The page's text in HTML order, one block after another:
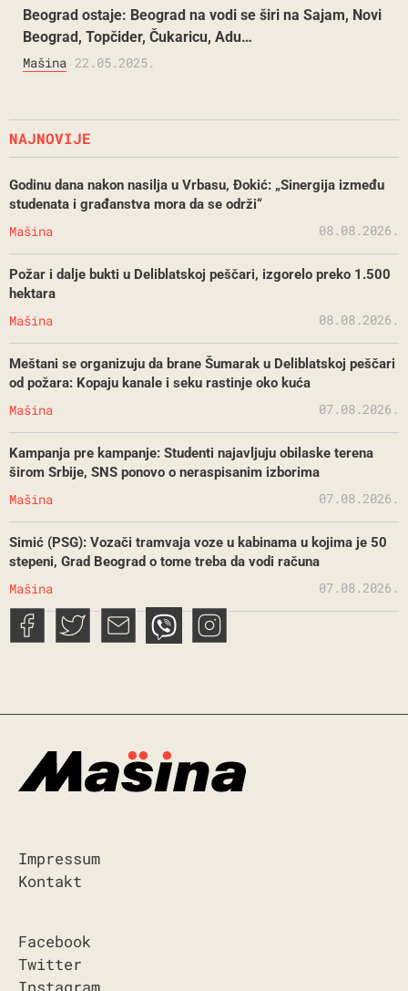
Beograd ostaje: Beograd na vodi se širi na Sajam, Novi
Beograd, Topčider, Čukaricu, Adu…
Mašina 22.05.2025.
NAJNOVIJE
Godinu dana nakon nasilja u Vrbasu, Đokić: „Sinergija između
studenata i građanstva mora da se održi“
Mašina 08.08.2026.
Požar i dalje bukti u Deliblatskoj peščari, izgorelo preko 1.500
hektara
Mašina 08.08.2026.
Meštani se organizuju da brane Šumarak u Deliblatskoj peščari
od požara: Kopaju kanale i seku rastinje oko kuća
Mašina 07.08.2026.
Kampanja pre kampanje: Studenti najavljuju obilaske terena
širom Srbije, SNS ponovo o neraspisanim izborima
Mašina 07.08.2026.
Simić (PSG): Vozači tramvaja voze u kabinama u kojima je 50
stepeni, Grad Beograd o tome treba da vodi računa
Mašina 07.08.2026.
Impressum
Kontakt
Facebook
Twitter